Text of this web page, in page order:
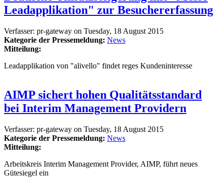
Leadapplikation" zur Besuchererfassung
Verfasser: pr-gateway on Tuesday, 18 August 2015
Kategorie der Pressemeldung: News
Mitteilung:
Leadapplikation von "alivello" findet reges Kundeninteresse
AIMP sichert hohen Qualitätsstandard
bei Interim Management Providern
Verfasser: pr-gateway on Tuesday, 18 August 2015
Kategorie der Pressemeldung: News
Mitteilung:
Arbeitskreis Interim Management Provider, AIMP, führt neues
Gütesiegel ein